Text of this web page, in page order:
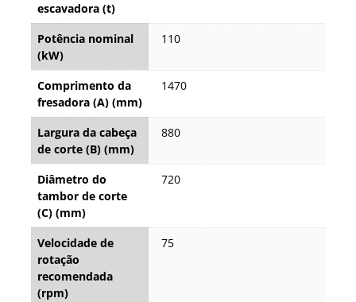
escavadora (t)
Potência nominal
(kW)
110
Comprimento da
fresadora (A) (mm)
1470
Largura da cabeça
de corte (B) (mm)
880
Diâmetro do
tambor de corte
(C) (mm)
720
Velocidade de
rotação
recomendada
(rpm)
75